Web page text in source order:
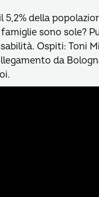
della
sono sole?
Ospiti: Toni
da